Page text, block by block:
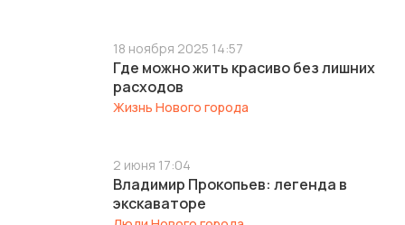
18 ноября 2025 14:57
Где можно жить красиво без лишних
расходов
Жизнь Нового города
2 июня 17:04
Владимир Прокопьев: легенда в
экскаваторе